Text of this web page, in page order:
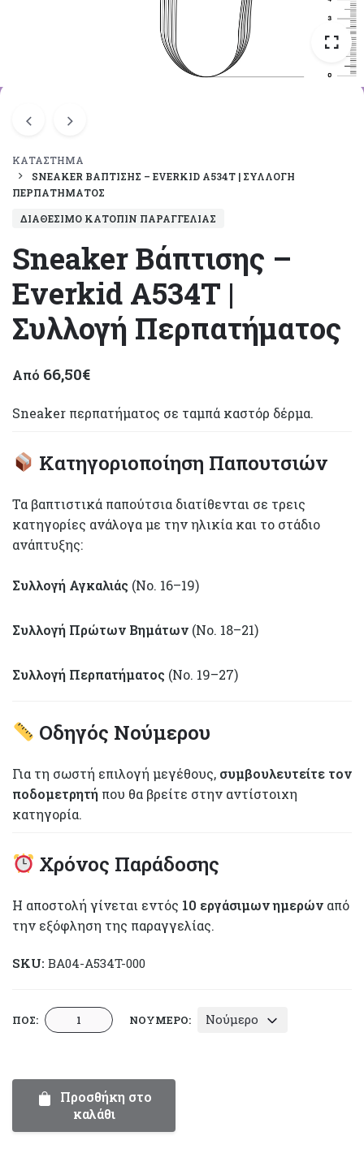
ΚΑΤΆΣΤΗΜΑ
SNEAKER ΒΆΠΤΙΣΗΣ – EVERKID A534T | ΣΥΛΛΟΓΉ
ΠΕΡΠΑΤΉΜΑΤΟΣ
ΔΙΑΘΈΣΙΜΟ ΚΑΤΌΠΙΝ ΠΑΡΑΓΓΕΛΊΑΣ
Sneaker Βάπτισης –
Everkid A534T |
Συλλογή Περπατήματος
Από 66,50€
Sneaker περπατήματος σε ταμπά καστόρ δέρμα.
Κατηγοριοποίηση Παπουτσιών
Τα βαπτιστικά παπούτσια διατίθενται σε τρεις
κατηγορίες ανάλογα με την ηλικία και το στάδιο
ανάπτυξης:
Συλλογή Αγκαλιάς (Νο. 16–19)
Συλλογή Πρώτων Βημάτων (Νο. 18–21)
Συλλογή Περπατήματος (Νο. 19–27)
Οδηγός Νούμερου
Για τη σωστή επιλογή μεγέθους, συμβουλευτείτε τον
ποδομετρητή που θα βρείτε στην αντίστοιχη
κατηγορία.
Χρόνος Παράδοσης
Η αποστολή γίνεται εντός 10 εργάσιμων ημερών από
την εξόφληση της παραγγελίας.
SKU: BA04-A534T-000
ΠΟΣ: Sneaker
Βάπτισης
Everkid
A534T
ΝΟΎΜΕΡΟ: Νούμερο
Προσθήκη στο
καλάθι